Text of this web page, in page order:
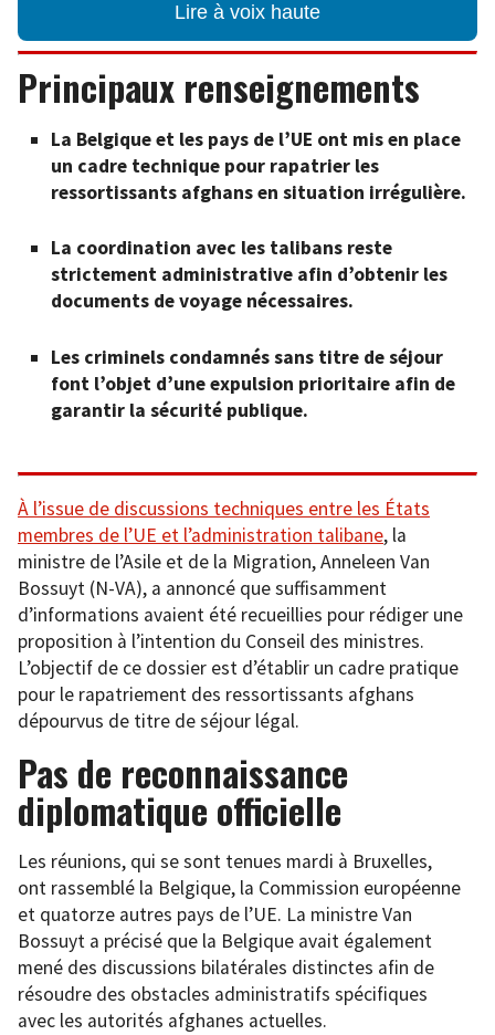
Lire à voix haute
Principaux renseignements
La Belgique et les pays de l’UE ont mis en place
un cadre technique pour rapatrier les
ressortissants afghans en situation irrégulière.
La coordination avec les talibans reste
strictement administrative afin d’obtenir les
documents de voyage nécessaires.
Les criminels condamnés sans titre de séjour
font l’objet d’une expulsion prioritaire afin de
garantir la sécurité publique.
À l’issue de discussions techniques entre les États
membres de l’UE et l’administration talibane, la
ministre de l’Asile et de la Migration, Anneleen Van
Bossuyt (N-VA), a annoncé que suffisamment
d’informations avaient été recueillies pour rédiger une
proposition à l’intention du Conseil des ministres.
L’objectif de ce dossier est d’établir un cadre pratique
pour le rapatriement des ressortissants afghans
dépourvus de titre de séjour légal.
Pas de reconnaissance
diplomatique officielle
Les réunions, qui se sont tenues mardi à Bruxelles,
ont rassemblé la Belgique, la Commission européenne
et quatorze autres pays de l’UE. La ministre Van
Bossuyt a précisé que la Belgique avait également
mené des discussions bilatérales distinctes afin de
résoudre des obstacles administratifs spécifiques
avec les autorités afghanes actuelles.